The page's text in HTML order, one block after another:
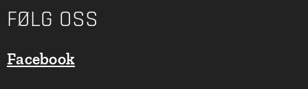
FØLG OSS
Facebook